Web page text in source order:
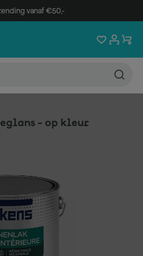
vanaf €50,-
- op kleur